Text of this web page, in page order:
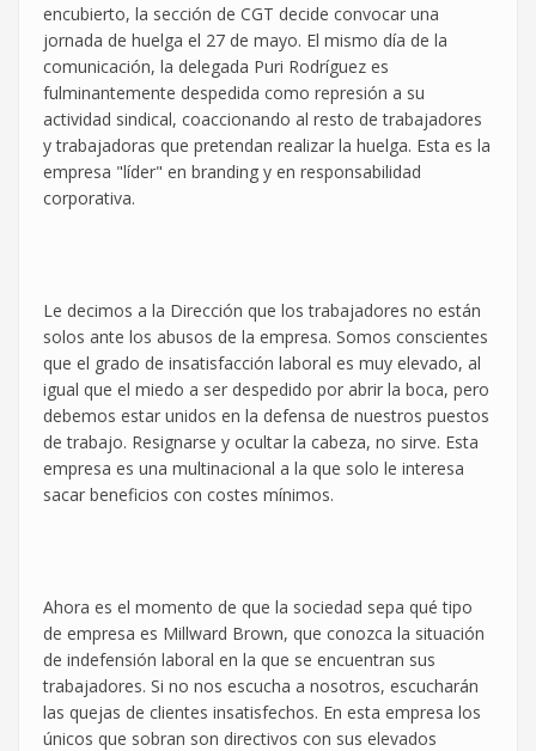
encubierto, la sección de CGT decide convocar una
jornada de huelga el 27 de mayo. El mismo día de la
comunicación, la delegada Puri Rodríguez es
fulminantemente despedida como represión a su
actividad sindical, coaccionando al resto de trabajadores
y trabajadoras que pretendan realizar la huelga. Esta es la
empresa "líder" en branding y en responsabilidad
corporativa.
Le decimos a la Dirección que los trabajadores no están
solos ante los abusos de la empresa. Somos conscientes
que el grado de insatisfacción laboral es muy elevado, al
igual que el miedo a ser despedido por abrir la boca, pero
debemos estar unidos en la defensa de nuestros puestos
de trabajo. Resignarse y ocultar la cabeza, no sirve. Esta
empresa es una multinacional a la que solo le interesa
sacar beneficios con costes mínimos.
Ahora es el momento de que la sociedad sepa qué tipo
de empresa es Millward Brown, que conozca la situación
de indefensión laboral en la que se encuentran sus
trabajadores. Si no nos escucha a nosotros, escucharán
las quejas de clientes insatisfechos. En esta empresa los
únicos que sobran son directivos con sus elevados